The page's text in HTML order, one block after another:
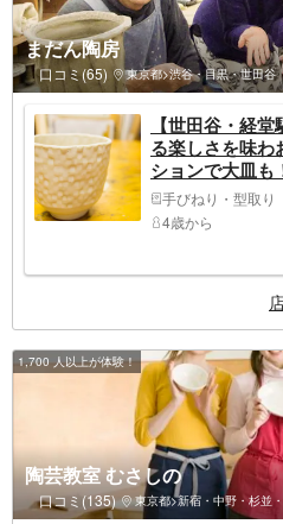
まだん陶房
口コミ(65) 東京都>渋谷・目黒・世田谷
【世田谷・経
る楽しさを味わ
ションで大皿も
間）
手びねり・型取り
4歳から
1,700 人以上が体験！
陶芸教室 むさしの
口コミ(135) 東京都>新宿・中野・杉並